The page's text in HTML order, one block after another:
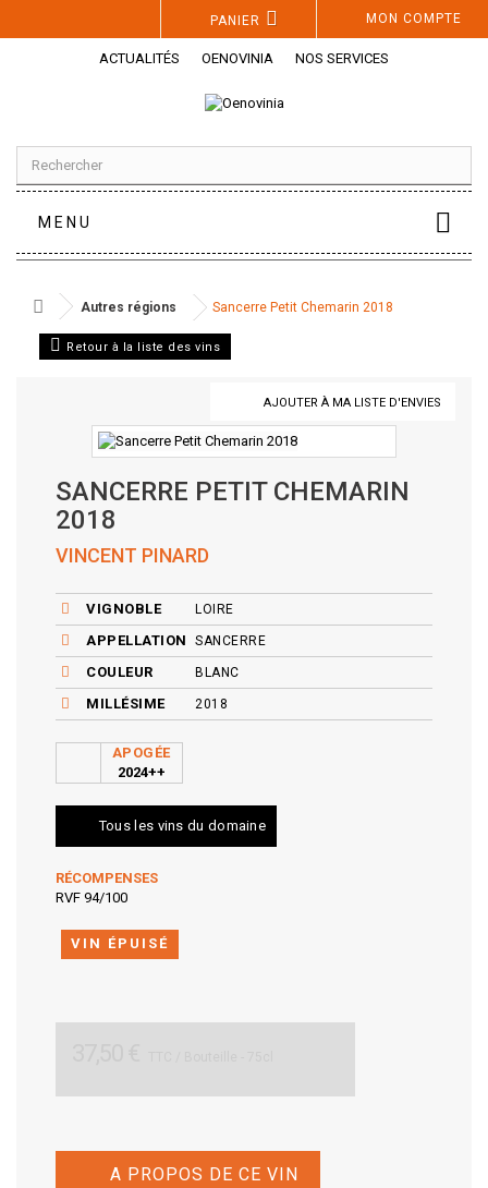
MON COMPTE
PANIER
ACTUALITÉS OENOVINIA NOS SERVICES
MENU
Autres régions Sancerre Petit Chemarin 2018
AJOUTER À MA LISTE D'ENVIES
Retour à la liste des vins
SANCERRE PETIT CHEMARIN
2018
VINCENT PINARD
VIGNOBLE LOIRE
APPELLATION SANCERRE
COULEUR BLANC
MILLÉSIME 2018
APOGÉE
2024++
Tous les vins du domaine
RÉCOMPENSES
RVF 94/100
VIN ÉPUISÉ
A PROPOS DE CE VIN